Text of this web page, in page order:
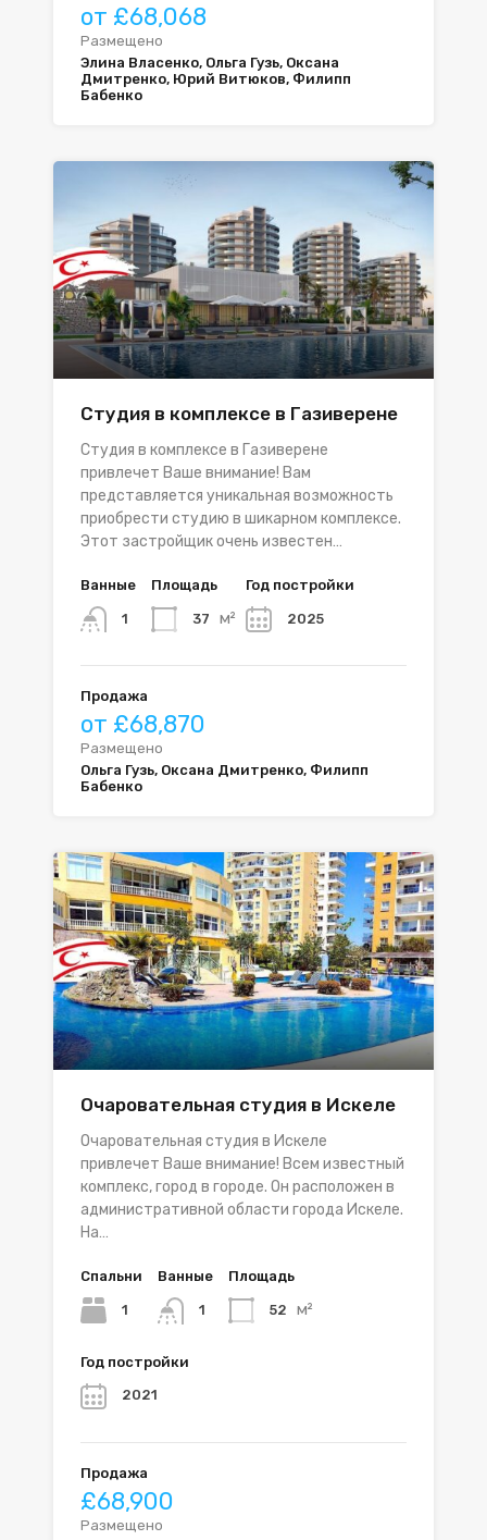
от £68,068
Размещено
Элина Власенко, Ольга Гузь, Оксана
Дмитренко, Юрий Витюков, Филипп
Бабенко
Студия в комплексе в Газиверене
Студия в комплексе в Газиверене
привлечет Ваше внимание! Вам
представляется уникальная возможность
приобрести студию в шикарном комплексе.
Этот застройщик очень известен…
Ванные
1
Площадь
37 м²
Год постройки
2025
Продажа
от £68,870
Размещено
Ольга Гузь, Оксана Дмитренко, Филипп
Бабенко
Очаровательная студия в Искеле
Очаровательная студия в Искеле
привлечет Ваше внимание! Всем известный
комплекс, город в городе. Он расположен в
административной области города Искеле.
На…
Спальни
1
Ванные
1
Площадь
52 м²
Год постройки
2021
Продажа
£68,900
Размещено